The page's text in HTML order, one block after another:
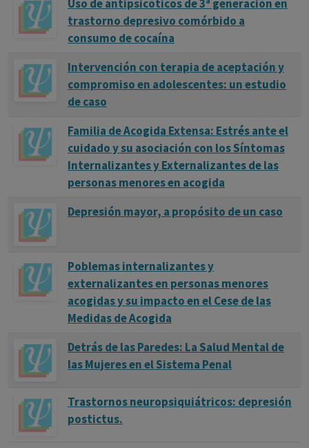
Uso de antipsicóticos de 3ª generación en
trastorno depresivo comórbido a
consumo de cocaína
Intervención con terapia de aceptación y
compromiso en adolescentes: un estudio
de caso
Familia de Acogida Extensa: Estrés ante el
cuidado y su asociación con los Síntomas
Internalizantes y Externalizantes de las
personas menores en acogida
Depresión mayor, a propósito de un caso
Poblemas internalizantes y
externalizantes en personas menores
acogidas y su impacto en el Cese de las
Medidas de Acogida
Detrás de las Paredes: La Salud Mental de
las Mujeres en el Sistema Penal
Trastornos neuropsiquiátricos: depresión
postictus.